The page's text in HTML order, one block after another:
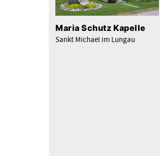
Maria Schutz Kapelle
Sankt Michael im Lungau